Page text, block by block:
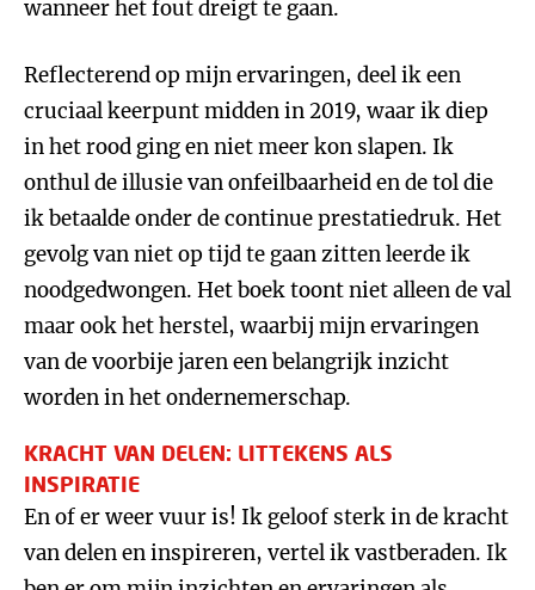
wanneer het fout dreigt te gaan.
Reflecterend op mijn ervaringen, deel ik een
cruciaal keerpunt midden in 2019, waar ik diep
in het rood ging en niet meer kon slapen. Ik
onthul de illusie van onfeilbaarheid en de tol die
ik betaalde onder de continue prestatiedruk. Het
gevolg van niet op tijd te gaan zitten leerde ik
noodgedwongen. Het boek toont niet alleen de val
maar ook het herstel, waarbij mijn ervaringen
van de voorbije jaren een belangrijk inzicht
worden in het ondernemerschap.
KRACHT VAN DELEN: LITTEKENS ALS
INSPIRATIE
En of er weer vuur is! Ik geloof sterk in de kracht
van delen en inspireren, vertel ik vastberaden. Ik